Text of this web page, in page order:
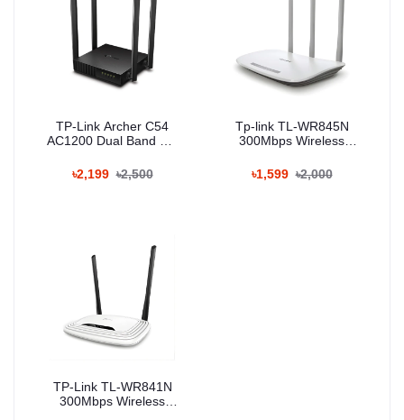
TP-Link Archer C54
AC1200 Dual Band Wi-
৳2,199 ৳2,500
Tp-link TL-WR845N
300Mbps Wireless
৳1,599 ৳2,000
TP-Link TL-WR841N
300Mbps Wireless